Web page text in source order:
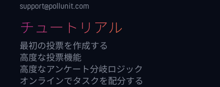
support@pollunit.com
チュートリアル
最初の投票を作成する
高度な投票機能
高度なアンケート分岐ロジック
オンラインでタスクを配分する